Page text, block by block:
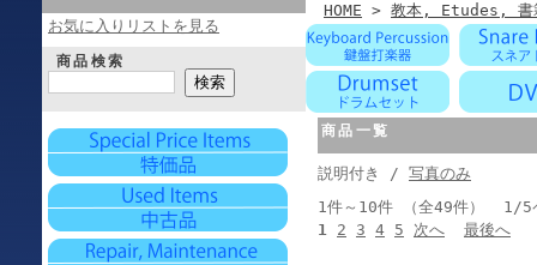
お気に入りリストを見る
商品検索
HOME > 教本, Etudes, 書
商品一覧
説明付き / 写真のみ
1件～10件 （全49件） 1/5
1 2 3 4 5 次へ 最後へ